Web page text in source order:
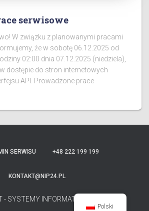
serwisowe
W związku z planowanymi pracami
że w sobotę 06.12.2025 od
02:00 dnia 07.12.2025 (niedziela),
dostępie do stron internetowych
API. Prowadzone prace
SERWISU +48 222 199 199
KONTAKT@NIP24.PL
- SYSTEMY INFORMATYCZNE
Polski